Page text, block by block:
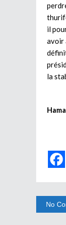
il
avoir
la
No